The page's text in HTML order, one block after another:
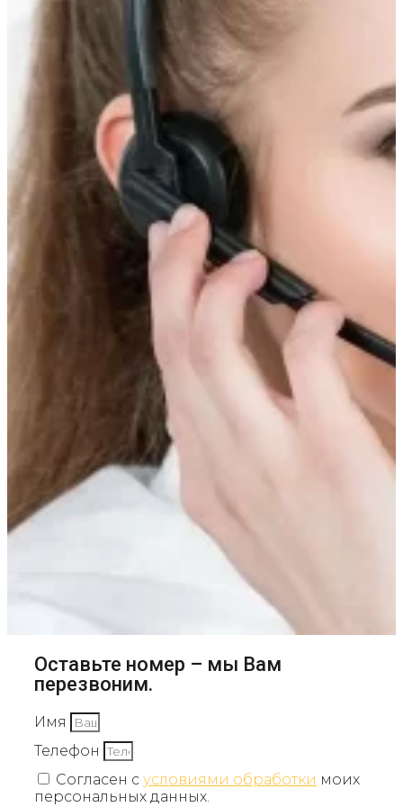
Оставьте номер – мы Вам
перезвоним.
Имя
Телефон
Согласен с условиями обработки моих
персональных данных.